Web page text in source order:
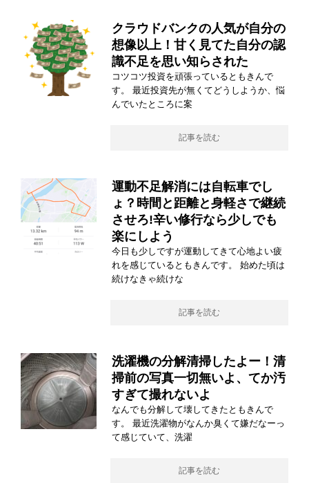
クラウドバンクの人気が自分の
想像以上！甘く見てた自分の認
識不足を思い知らされた
コツコツ投資を頑張っているともきんで
す。 最近投資先が無くてどうしようか、悩
んでいたところに案
記事を読む
運動不足解消には自転車でし
ょ？時間と距離と身軽さで継続
させろ!辛い修行なら少しでも
楽にしよう
今日も少しですが運動してきて心地よい疲
れを感じているともきんです。 始めた頃は
続けなきゃ続けな
記事を読む
洗濯機の分解清掃したよー！清
掃前の写真一切無いよ、てか汚
すぎて撮れないよ
なんでも分解して壊してきたともきんで
す。 最近洗濯物がなんか臭くて嫌だなーっ
て感じていて、洗濯
記事を読む